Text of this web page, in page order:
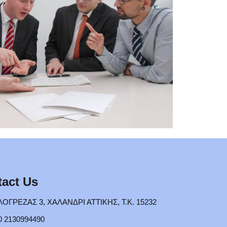
Us
3, ΧΑΛΑΝΔΡΙ ΑΤΤΙΚΗΣ, Τ.Κ. 15232
2130994490